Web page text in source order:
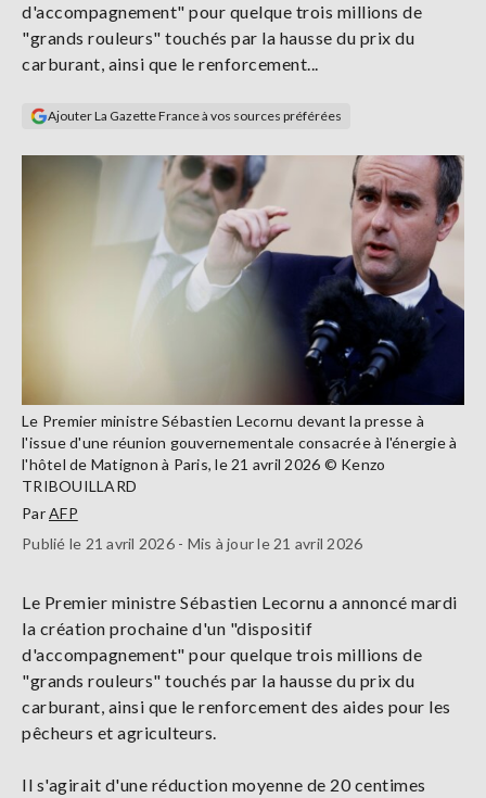
S'abonner
d'accompagnement" pour quelque trois millions de
"grands rouleurs" touchés par la hausse du prix du
carburant, ainsi que le renforcement...
Ajouter La Gazette France à vos sources préférées
Le Premier ministre Sébastien Lecornu devant la presse à
l'issue d'une réunion gouvernementale consacrée à l'énergie à
l'hôtel de Matignon à Paris, le 21 avril 2026 © Kenzo
TRIBOUILLARD
ParAFP
Publié le 21 avril 2026 - Mis à jour le 21 avril 2026
Le Premier ministre Sébastien Lecornu a annoncé mardi
la création prochaine d'un "dispositif
d'accompagnement" pour quelque trois millions de
"grands rouleurs" touchés par la hausse du prix du
carburant, ainsi que le renforcement des aides pour les
pêcheurs et agriculteurs.
Il s'agirait d'une réduction moyenne de 20 centimes